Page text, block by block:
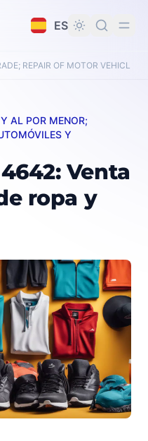
ES
REPAIR OF MOTOR VEHICLES
por mayor de ropa y
AL POR MENOR;
Y
Venta
ropa y